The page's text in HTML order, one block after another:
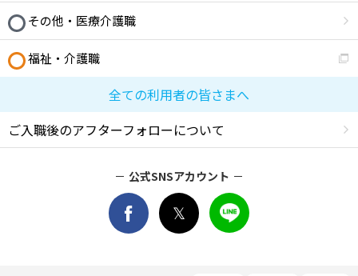
その他・医療介護職
福祉・介護職
全ての利用者の皆さまへ
ご入職後のアフターフォローについて
公式SNSアカウント